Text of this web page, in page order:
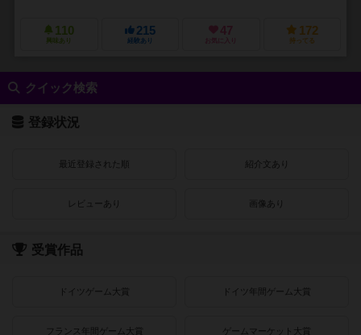
110
興味あり
215
経験あり
47
お気に入り
172
持ってる
クイック検索
登録状況
最近登録された順 紹介文あり
レビューあり 画像あり
受賞作品
ドイツゲーム大賞 ドイツ年間ゲーム大賞
フランス年間ゲーム大賞 ゲームマーケット大賞